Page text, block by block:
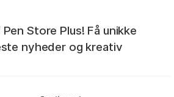
Store Plus! Få unikke
nyheder og kreativ